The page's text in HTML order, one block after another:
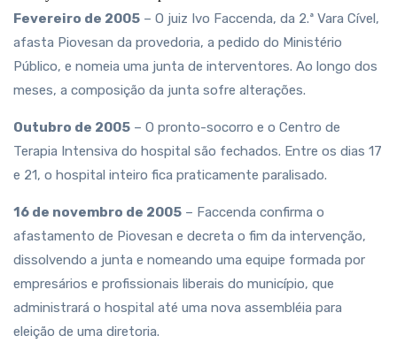
Fevereiro de 2005 – O juiz Ivo Faccenda, da 2.ª Vara Cível,
afasta Piovesan da provedoria, a pedido do Ministério
Público, e nomeia uma junta de interventores. Ao longo dos
meses, a composição da junta sofre alterações.
Outubro de 2005 – O pronto-socorro e o Centro de
Terapia Intensiva do hospital são fechados. Entre os dias 17
e 21, o hospital inteiro fica praticamente paralisado.
16 de novembro de 2005 – Faccenda confirma o
afastamento de Piovesan e decreta o fim da intervenção,
dissolvendo a junta e nomeando uma equipe formada por
empresários e profissionais liberais do município, que
administrará o hospital até uma nova assembléia para
eleição de uma diretoria.